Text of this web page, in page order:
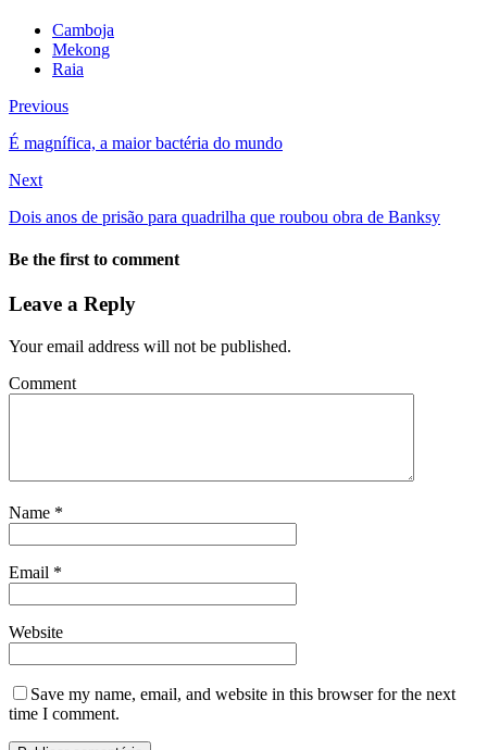
Camboja
Mekong
Raia
Previous
É magnífica, a maior bactéria do mundo
Next
Dois anos de prisão para quadrilha que roubou obra de Banksy
Be the first to comment
Leave a Reply
Your email address will not be published.
Comment
Name *
Email *
Website
Save my name, email, and website in this browser for the next
time I comment.